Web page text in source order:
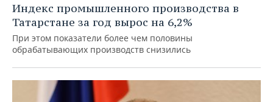
Индекс промышленного производства в
Татарстане за год вырос на 6,2%
При этом показатели более чем половины
обрабатывающих производств снизились